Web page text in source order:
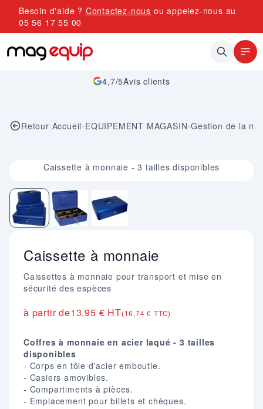
Allez au contenu
Besoin d'aide ? Contactez-nous ou appelez-nous au
05 56 17 55 00
4,7/5Avis clients
Retour|Accueil•EQUIPEMENT MAGASIN•Gestion de la
Image 1 sur 3Caissette à monnaie - 3 tailles disponibles
Caissette à monnaie
Caissettes à monnaie pour transport et mise en
sécurité des espèces
à partir de13,95 € HT(16,74 € TTC)
Coffres à monnaie en acier laqué - 3 tailles
disponibles
- Corps en tôle d'acier emboutie.
- Casiers amovibles.
- Compartiments à pièces.
- Emplacement pour billets et chèques.